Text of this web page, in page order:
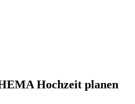
Hochzeit planen